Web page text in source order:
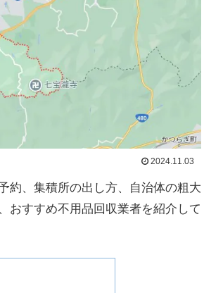
2024.11.03
約、集積所の出し方、自治体の粗大
おすすめ不用品回収業者を紹介して